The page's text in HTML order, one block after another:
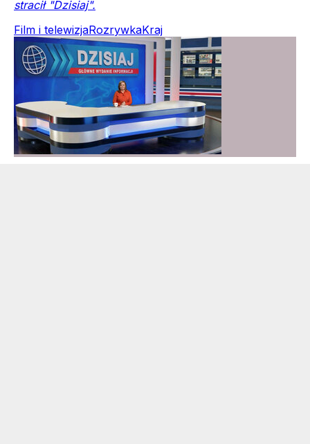
stracił "Dzisiaj".
Film i telewizjaRozrywkaKraj